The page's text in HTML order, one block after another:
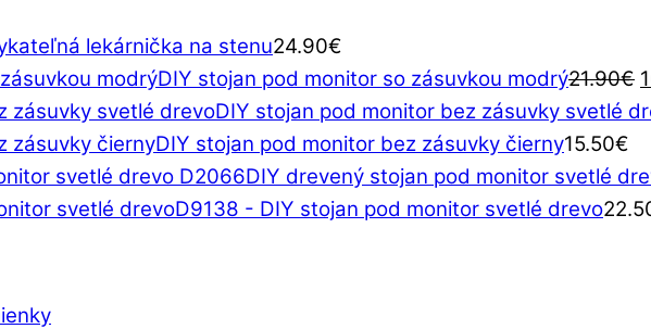
lekárnička na stenu24.90€
DIY stojan pod monitor so zásuvkou modrý21.90€
DIY stojan pod monitor bez zásuvky svetlé
DIY stojan pod monitor bez zásuvky čierny15.50€
DIY drevený stojan pod monitor svetlé
D9138 - DIY stojan pod monitor svetlé drevo